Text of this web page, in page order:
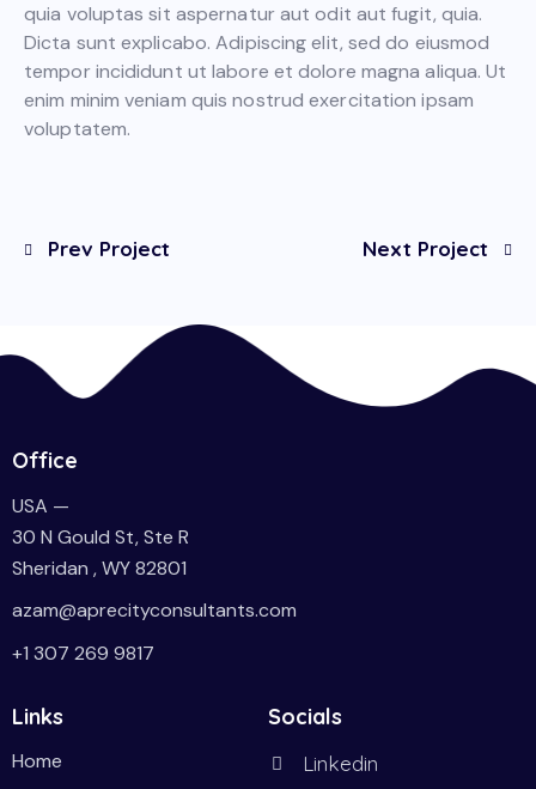
quia voluptas sit aspernatur aut odit aut fugit, quia.
Dicta sunt explicabo. Adipiscing elit, sed do eiusmod
tempor incididunt ut labore et dolore magna aliqua. Ut
enim minim veniam quis nostrud exercitation ipsam
voluptatem.
Prev Project Next Project
Office
USA —
30 N Gould St, Ste R
Sheridan , WY 82801
azam@aprecityconsultants.com
+1 307 269 9817
Links
Home
Socials
Linkedin